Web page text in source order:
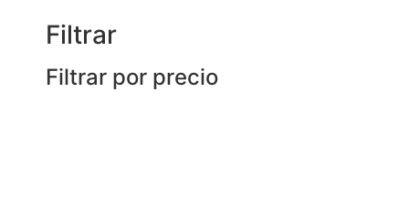
Filtrar
Filtrar por precio